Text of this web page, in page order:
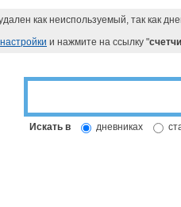
как неиспользуемый, так как
настройки и нажмите на ссылку "
Искать в дневниках